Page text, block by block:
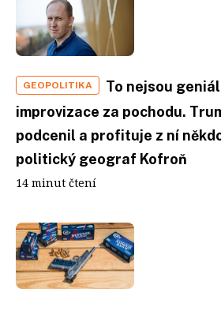
GEOPOLITIKA
To nejsou
improvizace za pochodu.
podcenil a profituje z ní
politický geograf Kofroň
14 minut čtení